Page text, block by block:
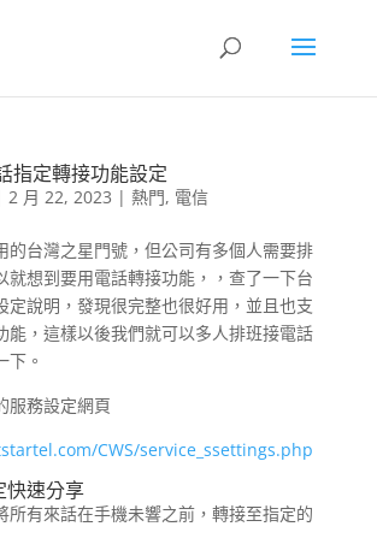
指定轉接功能設定
2 月 22, 2023 | 熱門, 電信
的台灣之星門號，但公司有多個人需要排
就想到要用電話轉接功能，，查了一下台
定說明，發現很完整也很好用，並且也支
能，這樣以後我們就可以多人排班接電話
下。
服務設定網頁
CWS/service_ssettings.php
快速分享
所有來話在手機未響之前，轉接至指定的